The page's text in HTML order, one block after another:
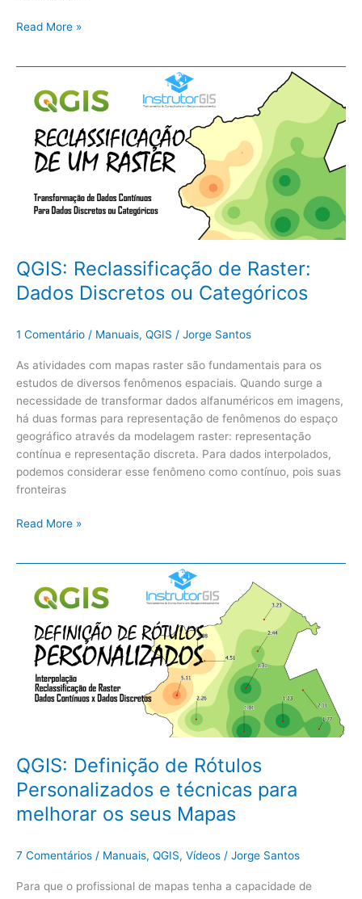
Read More »
QGIS: Reclassificação de Raster:
Dados Discretos ou Categóricos
1 Comentário / Manuais, QGIS / Jorge Santos
As atividades com mapas raster são fundamentais para os
estudos de diversos fenômenos espaciais. Quando surge a
necessidade de transformar dados alfanuméricos em imagens,
há duas formas para representação de fenômenos do espaço
geográfico através da modelagem raster: representação
contínua e representação discreta. Para dados interpolados,
podemos considerar esse fenômeno como contínuo, pois suas
fronteiras
Reclassificação
Raster:
Dados
Discretos
Categóricos
Read More »
QGIS: Definição de Rótulos
Personalizados e técnicas para
melhorar os seus Mapas
7 Comentários / Manuais, QGIS, Vídeos / Jorge Santos
Para que o profissional de mapas tenha a capacidade de
Definição
Rótulos
Personalizados
técnicas
para
Mapas